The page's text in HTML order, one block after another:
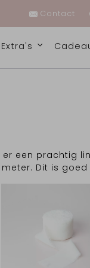
Contact
Extra's
een prachtig
Dit is